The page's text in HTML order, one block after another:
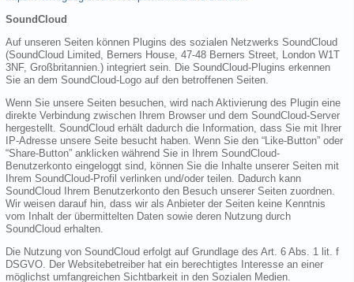
SoundCloud
Auf unseren Seiten können Plugins des sozialen Netzwerks SoundCloud
(SoundCloud Limited, Berners House, 47-48 Berners Street, London W1T
3NF, Großbritannien.) integriert sein. Die SoundCloud-Plugins erkennen
Sie an dem SoundCloud-Logo auf den betroffenen Seiten.
Wenn Sie unsere Seiten besuchen, wird nach Aktivierung des Plugin eine
direkte Verbindung zwischen Ihrem Browser und dem SoundCloud-Server
hergestellt. SoundCloud erhält dadurch die Information, dass Sie mit Ihrer
IP-Adresse unsere Seite besucht haben. Wenn Sie den “Like-Button” oder
“Share-Button” anklicken während Sie in Ihrem SoundCloud-
Benutzerkonto eingeloggt sind, können Sie die Inhalte unserer Seiten mit
Ihrem SoundCloud-Profil verlinken und/oder teilen. Dadurch kann
SoundCloud Ihrem Benutzerkonto den Besuch unserer Seiten zuordnen.
Wir weisen darauf hin, dass wir als Anbieter der Seiten keine Kenntnis
vom Inhalt der übermittelten Daten sowie deren Nutzung durch
SoundCloud erhalten.
Die Nutzung von SoundCloud erfolgt auf Grundlage des Art. 6 Abs. 1 lit. f
DSGVO. Der Websitebetreiber hat ein berechtigtes Interesse an einer
möglichst umfangreichen Sichtbarkeit in den Sozialen Medien.